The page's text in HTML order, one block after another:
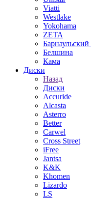
Viatti
Westlake
Yokohama
ZETA
Белшина
Кама
Диски
Назад
Диски
Accuride
Alcasta
Asterro
Better
Carwel
Cross Street
iFree
Jantsa
K&K
Khomen
Lizardo
LS